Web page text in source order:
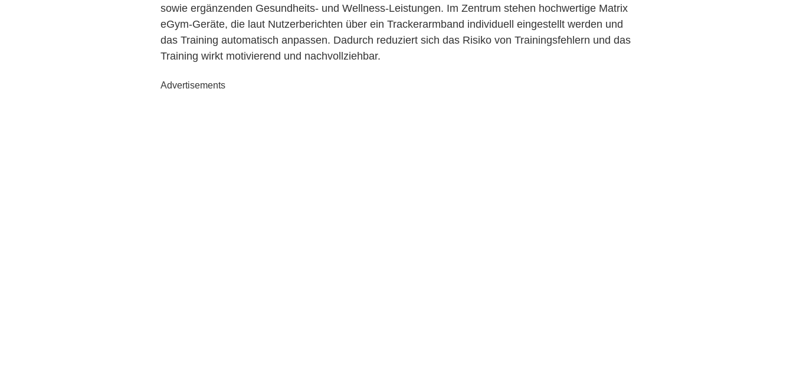
sowie ergänzenden Gesundheits- und Wellness-Leistungen. Im Zentrum stehen hochwertige Matrix
eGym-Geräte, die laut Nutzerberichten über ein Trackerarmband individuell eingestellt werden und
das Training automatisch anpassen. Dadurch reduziert sich das Risiko von Trainingsfehlern und das
Training wirkt motivierend und nachvollziehbar.
Advertisements